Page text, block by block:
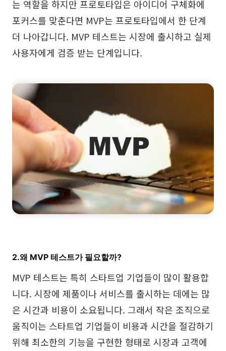
AI SWOT 분석
AI 가치 사슬 분석
전략 & 분석
AI SMART 목표
AI BCG 매트릭스
스마트 크리에이션
AI 프레젠테이션
리소스
탐구
템플릿
다운로드
가이드
블로그
기업
기업 버전
프라이빗 네트워크 배포
가격
는 역할을 하지만 프로토타입은 아이디어 구체화에
포커스를 맞춘다면 MVP는 프로토타입에서 한 단계
더 나아갑니다. MVP 테스트는 시장에 출시하고 실제
사용자에게 검증 받는 단계입니다.
2.왜 MVP 테스트가 필요할까?
MVP 테스트는 특히 스타트업 기업들이 많이 활용합
니다. 시장에 제품이나 서비스를 출시하는 데에는 많
은 시간과 비용이 소요됩니다. 그래서 작은 조직으로
움직이는 스타트업 기업들이 비용과 시간을 절감하기
위해 최소한의 기능을 구현한 형태로 시장과 고객에